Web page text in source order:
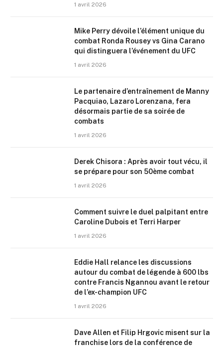
1 avril 2026
Mike Perry dévoile l’élément unique du
combat Ronda Rousey vs Gina Carano
qui distinguera l’événement du UFC
1 avril 2026
Le partenaire d’entraînement de Manny
Pacquiao, Lazaro Lorenzana, fera
désormais partie de sa soirée de
combats
1 avril 2026
Derek Chisora : Après avoir tout vécu, il
se prépare pour son 50ème combat
1 avril 2026
Comment suivre le duel palpitant entre
Caroline Dubois et Terri Harper
1 avril 2026
Eddie Hall relance les discussions
autour du combat de légende à 600 lbs
contre Francis Ngannou avant le retour
de l’ex-champion UFC
1 avril 2026
Dave Allen et Filip Hrgovic misent sur la
franchise lors de la conférence de